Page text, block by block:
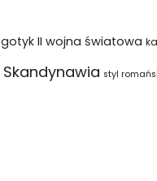
gotyk II wojna światowa
Skandynawia styl